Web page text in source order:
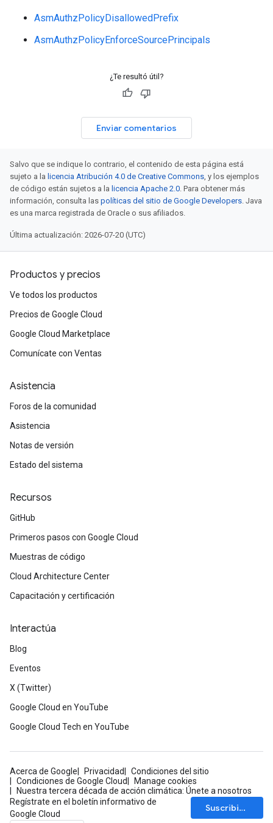
AsmAuthzPolicyDisallowedPrefix
AsmAuthzPolicyEnforceSourcePrincipals
¿Te resultó útil?
Enviar comentarios
Salvo que se indique lo contrario, el contenido de esta página está
sujeto a la licencia Atribución 4.0 de Creative Commons, y los ejemplos
de código están sujetos a la licencia Apache 2.0. Para obtener más
información, consulta las políticas del sitio de Google Developers. Java
es una marca registrada de Oracle o sus afiliados.
Última actualización: 2026-07-20 (UTC)
Productos y precios
Ve todos los productos
Precios de Google Cloud
Google Cloud Marketplace
Comunícate con Ventas
Asistencia
Foros de la comunidad
Asistencia
Notas de versión
Estado del sistema
Recursos
GitHub
Primeros pasos con Google Cloud
Muestras de código
Cloud Architecture Center
Capacitación y certificación
Interactúa
Blog
Eventos
X (Twitter)
Google Cloud en YouTube
Google Cloud Tech en YouTube
Acerca de Google Privacidad
Condiciones del sitio
Condiciones de Google Cloud
Manage cookies
Nuestra tercera década de acción climática: Únete a nosotros
Regístrate en el boletín informativo de
Google Cloud
Suscribirse